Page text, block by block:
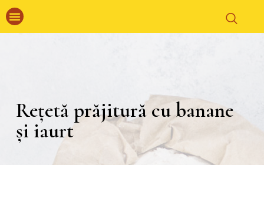
Rețetă prăjitură cu banane
și iaurt